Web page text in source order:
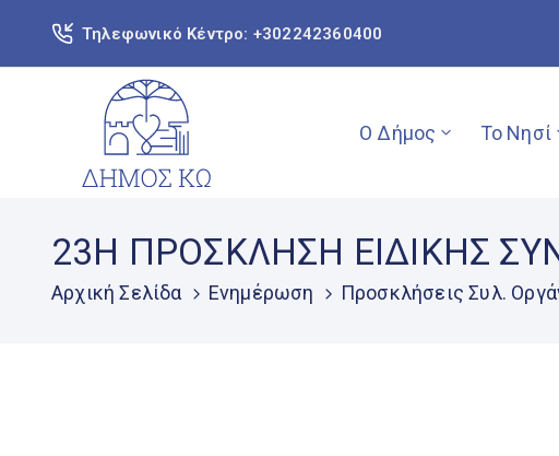
Τηλεφωνικό Κέντρο: +302242360400
Ο Δήμος Το Νησί
23Η ΠΡΟΣΚΛΗΣΗ ΕΙΔΙΚΗΣ
Αρχική Σελίδα Ενημέρωση Προσκλήσεις Συλ.